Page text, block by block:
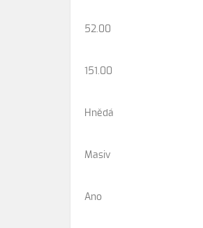
52.00
151.00
Hnědá
Masiv
Ano